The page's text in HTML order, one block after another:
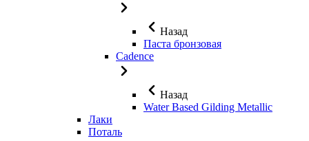
Назад
Паста бронзовая
Cadence
Назад
Water Based Gilding Metallic
Лаки
Поталь